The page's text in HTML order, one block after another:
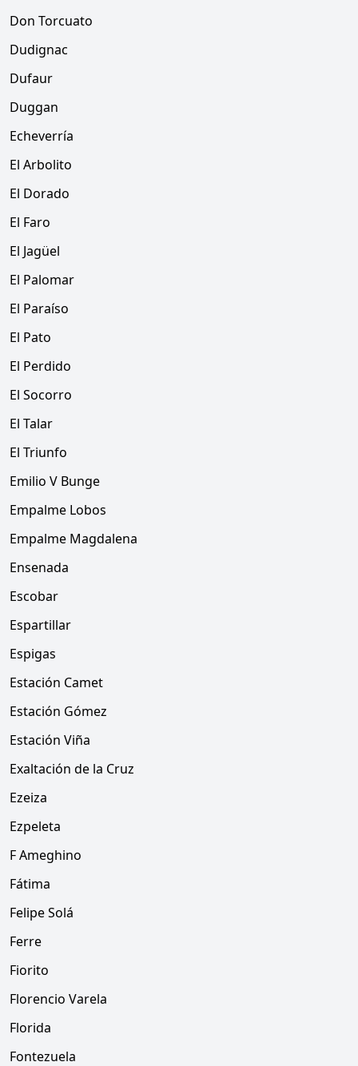
Don Torcuato
Dudignac
Dufaur
Duggan
Echeverría
El Arbolito
El Dorado
El Faro
El Jagüel
El Palomar
El Paraíso
El Pato
El Perdido
El Socorro
El Talar
El Triunfo
Emilio V Bunge
Empalme Lobos
Empalme Magdalena
Ensenada
Escobar
Espartillar
Espigas
Estación Camet
Estación Gómez
Estación Viña
Exaltación de la Cruz
Ezeiza
Ezpeleta
F Ameghino
Fátima
Felipe Solá
Ferre
Fiorito
Florencio Varela
Florida
Fontezuela